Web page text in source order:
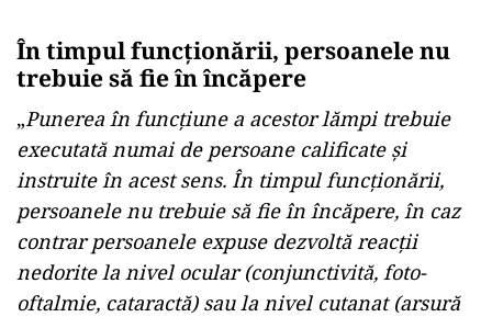
În timpul funcţionării, persoanele nu
trebuie să fie în încăpere
„Punerea în funcţiune a acestor lămpi trebuie
executată numai de persoane calificate şi
instruite în acest sens. În timpul funcţionării,
persoanele nu trebuie să fie în încăpere, în caz
contrar persoanele expuse dezvoltă reacţii
nedorite la nivel ocular (conjunctivită, foto-
oftalmie, cataractă) sau la nivel cutanat (arsură